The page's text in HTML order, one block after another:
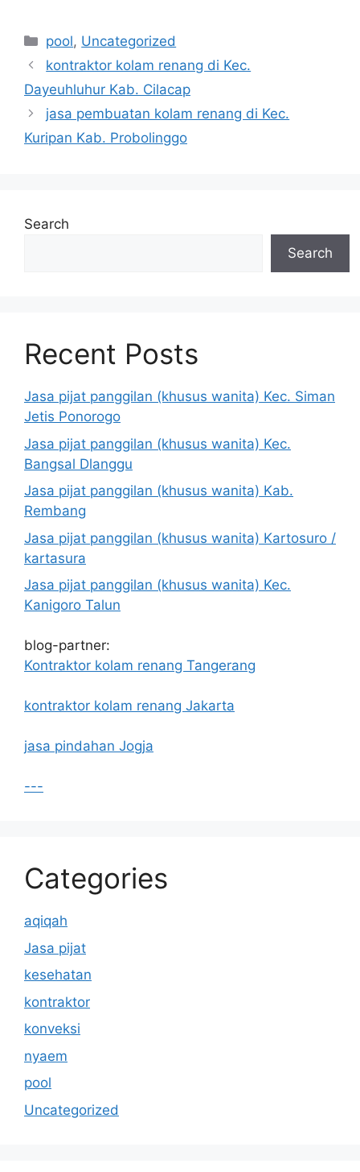
Categories
pool, Uncategorized
kontraktor kolam renang di Kec.
Dayeuhluhur Kab. Cilacap
jasa pembuatan kolam renang di Kec.
Kuripan Kab. Probolinggo
Search
Search
Recent Posts
Jasa pijat panggilan (khusus wanita) Kec. Siman
Jetis Ponorogo
Jasa pijat panggilan (khusus wanita) Kec.
Bangsal Dlanggu
Jasa pijat panggilan (khusus wanita) Kab.
Rembang
Jasa pijat panggilan (khusus wanita) Kartosuro /
kartasura
Jasa pijat panggilan (khusus wanita) Kec.
Kanigoro Talun
blog-partner:
Kontraktor kolam renang Tangerang
kontraktor kolam renang Jakarta
jasa pindahan Jogja
---
Categories
aqiqah
Jasa pijat
kesehatan
kontraktor
konveksi
nyaem
pool
Uncategorized